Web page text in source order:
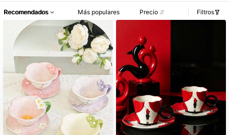
Recomendados Más populares Precio Filtros